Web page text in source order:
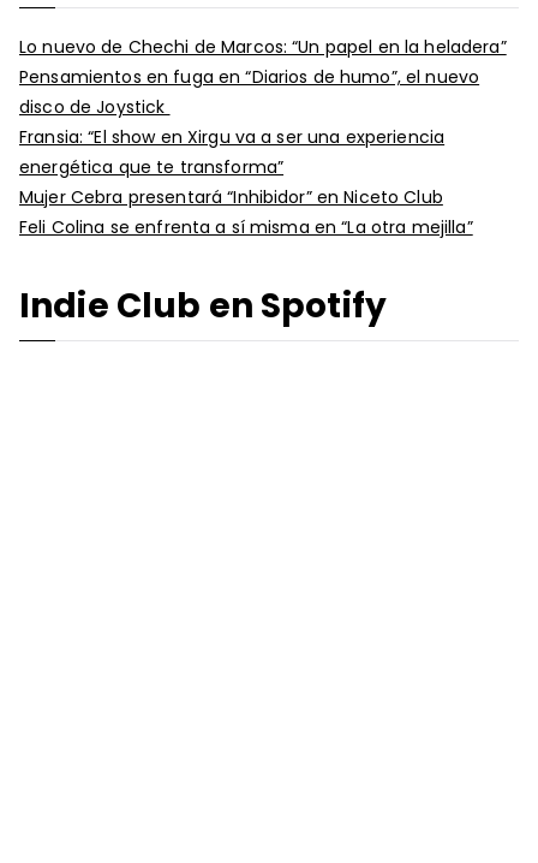
Lo nuevo de Chechi de Marcos: “Un papel en la heladera”
Pensamientos en fuga en “Diarios de humo”, el nuevo
disco de Joystick
Fransia: “El show en Xirgu va a ser una experiencia
energética que te transforma”
Mujer Cebra presentará “Inhibidor” en Niceto Club
Feli Colina se enfrenta a sí misma en “La otra mejilla”
Indie Club en Spotify